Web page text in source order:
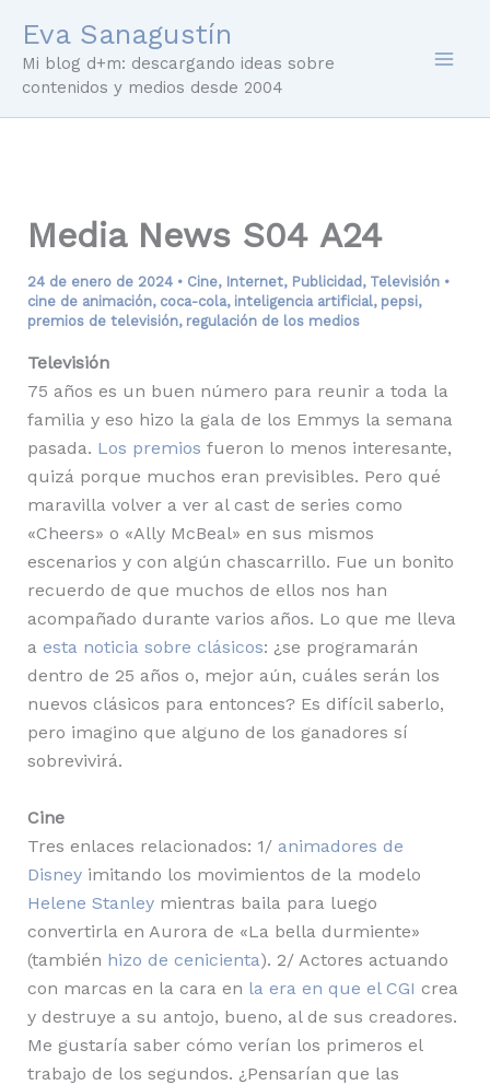
contenido
Eva Sanagustín
Mi blog d+m: descargando ideas sobre
contenidos y medios desde 2004
Media News S04 A24
24 de enero de 2024 • Cine, Internet, Publicidad , Televisión•
cine de animación, coca-cola, inteligencia artificial, pepsi,
premios de televisión, regulación de los medios
Televisión
75 años es un buen número para reunir a toda la
familia y eso hizo la gala de los Emmys la semana
pasada. Los premios fueron lo menos interesante,
quizá porque muchos eran previsibles. Pero qué
maravilla volver a ver al cast de series como
«Cheers» o «Ally McBeal» en sus mismos
escenarios y con algún chascarrillo. Fue un bonito
recuerdo de que muchos de ellos nos han
acompañado durante varios años. Lo que me lleva
a esta noticia sobre clásicos: ¿se programarán
dentro de 25 años o, mejor aún, cuáles serán los
nuevos clásicos para entonces? Es difícil saberlo,
pero imagino que alguno de los ganadores sí
sobrevivirá.
Cine
Tres enlaces relacionados: 1/ animadores de
Disneyimitando los movimientos de la modelo
Helene Stanleymientras baila para luego
convertirla en Aurora de «La bella durmiente»
(también hizo de cenicienta). 2/ Actores actuando
con marcas en la cara en la era en que el CGI crea
y destruye a su antojo, bueno, al de sus creadores.
Me gustaría saber cómo verían los primeros el
trabajo de los segundos. ¿Pensarían que las